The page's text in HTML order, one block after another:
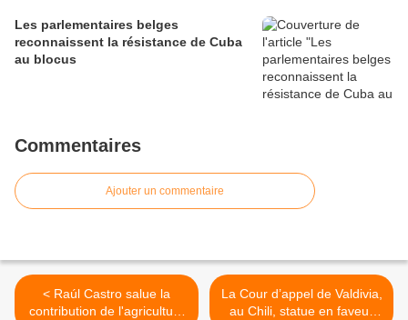
Les parlementaires belges
reconnaissent la résistance de Cuba
au blocus
Commentaires
Ajouter un commentaire
< Raúl Castro salue la
contribution de l'agriculture
La Cour d’appel de Valdivia,
au Chili, statue en faveur